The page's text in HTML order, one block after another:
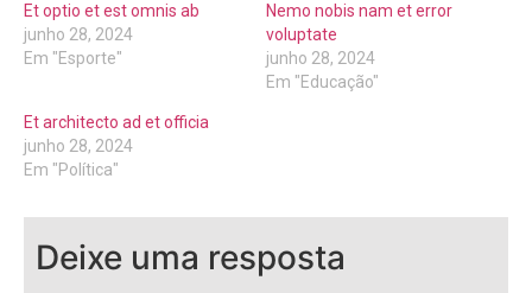
Et optio et est omnis ab
junho 28, 2024
Em "Esporte"
Nemo nobis nam et error
voluptate
junho 28, 2024
Em "Educação"
Et architecto ad et officia
junho 28, 2024
Em "Política"
Deixe uma resposta